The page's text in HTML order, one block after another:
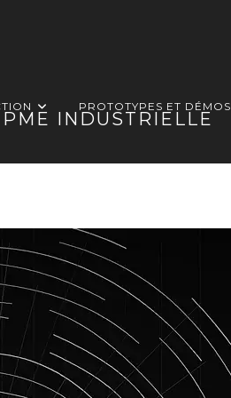
PROTOTYPES ET DÉMOS
INDUSTRIELLE